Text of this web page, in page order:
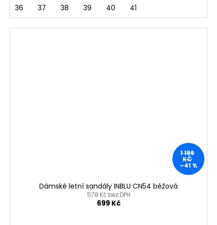
36 37 38 39 40 41
1 199
KČ
–41 %
Dámské letní sandály INBLU CN54 béžová
578 Kč bez DPH
699 Kč